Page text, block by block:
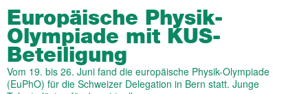
Europäische Physik-
Olympiade mit KUS-
Beteiligung
Vom 19. bis 26. Juni fand die europäische Physik-Olympiade
(EuPhO) für die Schweizer Delegation in Bern statt. Junge